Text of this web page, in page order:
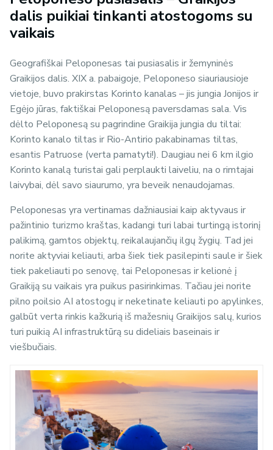
dalis puikiai tinkanti atostogoms su
vaikais
Geografiškai Peloponesas tai pusiasalis ir žemyninės
Graikijos dalis. XIX a. pabaigoje, Peloponeso siauriausioje
vietoje, buvo prakirstas Korinto kanalas – jis jungia Jonijos ir
Egėjo jūras, faktiškai Peloponesą paversdamas sala. Vis
dėlto Peloponesą su pagrindine Graikija jungia du tiltai:
Korinto kanalo tiltas ir Rio-Antirio pakabinamas tiltas,
esantis Patruose (verta pamatyti!). Daugiau nei 6 km ilgio
Korinto kanalą turistai gali perplaukti laiveliu, na o rimtajai
laivybai, dėl savo siaurumo, yra beveik nenaudojamas.
Peloponesas yra vertinamas dažniausiai kaip aktyvaus ir
pažintinio turizmo kraštas, kadangi turi labai turtingą istorinį
palikimą, gamtos objektų, reikalaujančių ilgų žygių. Tad jei
norite aktyviai keliauti, arba šiek tiek pasilepinti saule ir šiek
tiek pakeliauti po senovę, tai Peloponesas ir kelionė į
Graikiją su vaikais yra puikus pasirinkimas. Tačiau jei norite
pilno poilsio AI atostogų ir neketinate keliauti po apylinkes,
galbūt verta rinkis kažkurią iš mažesnių Graikijos salų, kurios
turi puikią AI infrastruktūrą su dideliais baseinais ir
viešbučiais.